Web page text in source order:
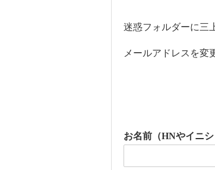
迷惑フォルダーに三
メールアドレスを変
お名前（HNやイニシ